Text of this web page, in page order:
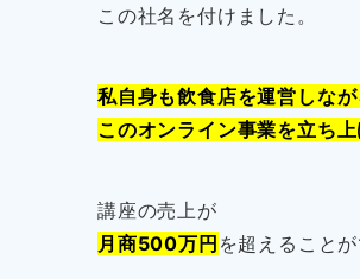
この社名を付けました。
私自身も飲食店を運営しなが
このオンライン事業を立ち
講座の売上が
月商500万円 を超えること